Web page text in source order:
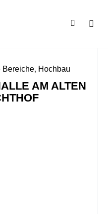
Bereiche, Hochbau
AM ALTEN